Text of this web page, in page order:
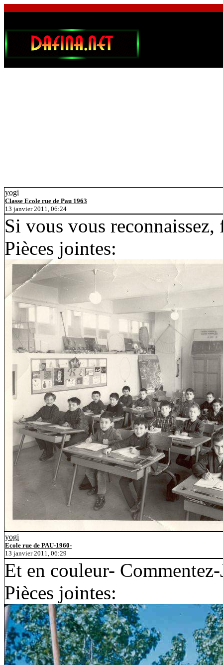
yogi
Classe Ecole rue de Pau 1963
13 janvier 2011, 06:24
Si vous vous
Pièces jointes:
yogi
Ecole rue de PAU-1960-
13 janvier 2011, 06:29
Et en couleur- Commentez-
Pièces jointes: